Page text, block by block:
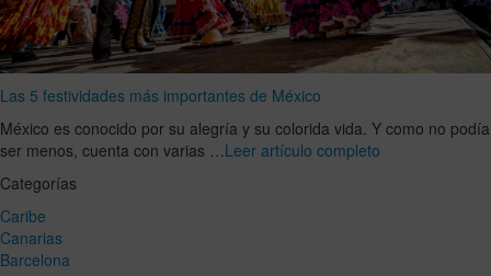
Las 5 festividades más importantes de México
México es conocido por su alegría y su colorida vida. Y como no podía
ser menos, cuenta con varias …Leer artículo completo
Categorías
Caribe
Canarias
Barcelona